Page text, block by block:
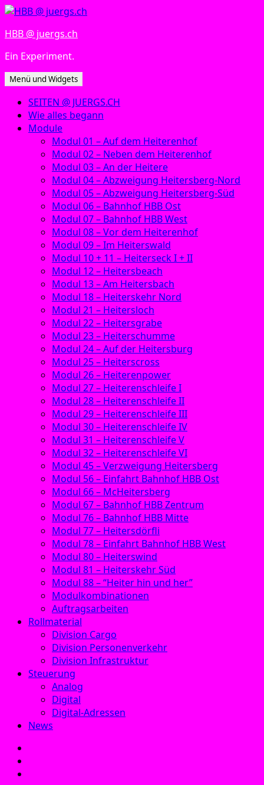
Zum
springen
HBB @ juergs.ch
Ein Experiment.
Menü und Widgets
SEITEN @ JUERGS.CH
Wie alles begann
Module
Modul 01 – Auf dem Heiterenhof
Modul 02 – Neben dem Heiterenhof
Modul 03 – An der Heitere
Modul 04 – Abzweigung Heitersberg-Nord
Modul 05 – Abzweigung Heitersberg-Süd
Modul 06 – Bahnhof HBB Ost
Modul 07 – Bahnhof HBB West
Modul 08 – Vor dem Heiterenhof
Modul 09 – Im Heiterswald
Modul 10 + 11 – Heiterseck I + II
Modul 12 – Heitersbeach
Modul 13 – Am Heitersbach
Modul 18 – Heiterskehr Nord
Modul 21 – Heitersloch
Modul 22 – Heitersgrabe
Modul 23 – Heiterschumme
Modul 24 – Auf der Heitersburg
Modul 25 – Heiterscross
Modul 26 – Heiterenpower
Modul 27 – Heiterenschleife I
Modul 28 – Heiterenschleife II
Modul 29 – Heiterenschleife III
Modul 30 – Heiterenschleife IV
Modul 31 – Heiterenschleife V
Modul 32 – Heiterenschleife VI
Modul 45 – Verzweigung Heitersberg
Modul 56 – Einfahrt Bahnhof HBB Ost
Modul 66 – McHeitersberg
Modul 67 – Bahnhof HBB Zentrum
Modul 76 – Bahnhof HBB Mitte
Modul 77 – Heitersdörfli
Modul 78 – Einfahrt Bahnhof HBB West
Modul 80 – Heiterswind
Modul 81 – Heiterskehr Süd
Modul 88 – “Heiter hin und her”
Modulkombinationen
Auftragsarbeiten
Rollmaterial
Division Cargo
Division Personenverkehr
Division Infrastruktur
Steuerung
Analog
Digital
Digital-Adressen
News